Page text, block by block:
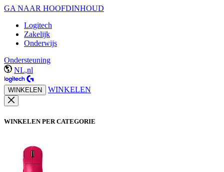
GA NAAR HOOFDINHOUD
Logitech
Zakelijk
Onderwijs
Ondersteuning
NL,nl
WINKELEN WINKELEN
WINKELEN PER CATEGORIE